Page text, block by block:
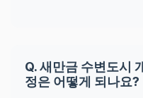
Q. 새만금 수변도시
정은 어떻게 되나요?